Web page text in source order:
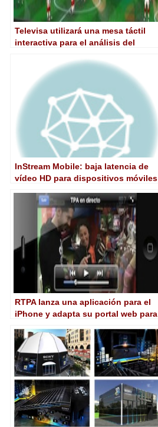
Televisa utilizará una mesa táctil
interactiva para el análisis del
InStream Mobile: baja latencia de
vídeo HD para dispositivos móviles
RTPA lanza una aplicación para el
iPhone y adapta su portal web para